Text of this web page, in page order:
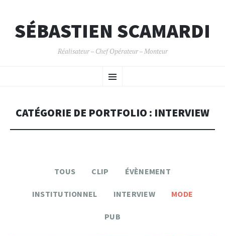
SÉBASTIEN SCAMARDI
Réalisateur – Chef Opérateur – Monteur
Menu
AU
CATÉGORIE DE PORTFOLIO : INTERVIEW
TOUS CLIP ÉVÈNEMENT
INSTITUTIONNEL INTERVIEW MODE
PUB